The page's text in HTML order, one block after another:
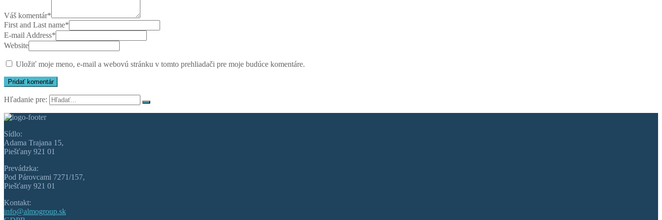
Váš komentár*
First and Last name*
E-mail Address*
Website
Uložiť moje meno, e-mail a webovú stránku v tomto prehliadači pre moje budúce komentáre.
Hľadanie pre:
Sídlo:
Adama Trajana 15,
Piešťany 921 01
Prevádzka:
Pod Párovcami 7271/157,
Piešťany 921 01
Kontakt:
info@almogroup.sk